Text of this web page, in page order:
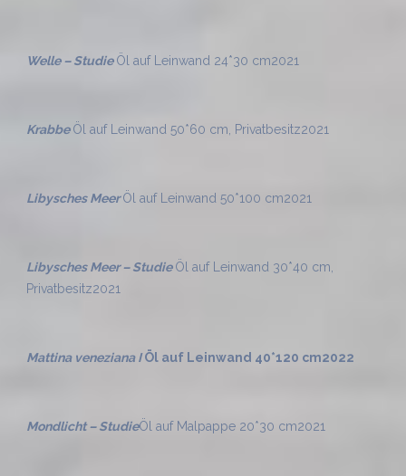
Welle – StudieÖl auf Leinwand 24*30 cm2021
KrabbeÖl auf Leinwand 50*60 cm, Privatbesitz2021
Libysches MeerÖl auf Leinwand 50*100 cm2021
Libysches Meer – StudieÖl auf Leinwand 30*40 cm,
Privatbesitz2021
Mattina veneziana IÖl auf Leinwand 40*120 cm2022
Mondlicht – StudieÖl auf Malpappe 20*30 cm2021